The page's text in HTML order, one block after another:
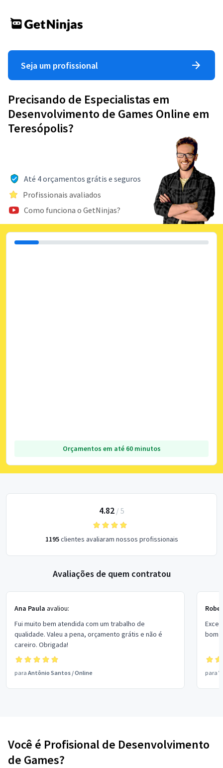
Seja um profissional
Precisando de Especialistas em
Desenvolvimento de Games Online em
Teresópolis?
Até 4 orçamentos grátis e seguros
Profissionais avaliados
Como funciona o GetNinjas?
Orçamentos em até 60 minutos
4.82/ 5
1195clientes avaliaram nossos profissionais
Avaliações de quem contratou
Ana Paula avaliou:
Fui muito bem atendida com um trabalho de
qualidade. Valeu a pena, orçamento grátis e não é
careiro. Obrigada!
para Antônio Santos /Online
bom
para
Você é Profisional de Desenvolvimento
de Games?